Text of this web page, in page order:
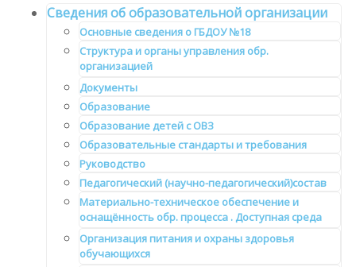
Сведения об образовательной организации
Основные сведения о ГБДОУ №18
Структура и органы управления обр.
организацией
Документы
Образование
Образование детей с ОВЗ
Образовательные стандарты и требования
Руководство
Педагогический (научно-педагогический)состав
Материально-техническое обеспечение и
оснащённость обр. процесса . Доступная среда
Организация питания и охраны здоровья
обучающихся